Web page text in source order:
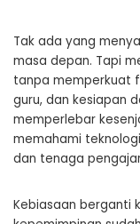
Tak ada yang
masa depan. Tapi
tanpa memperkuat
guru, dan kesiapan
memperlebar
memahami
dan tenaga
Kebiasaan berganti